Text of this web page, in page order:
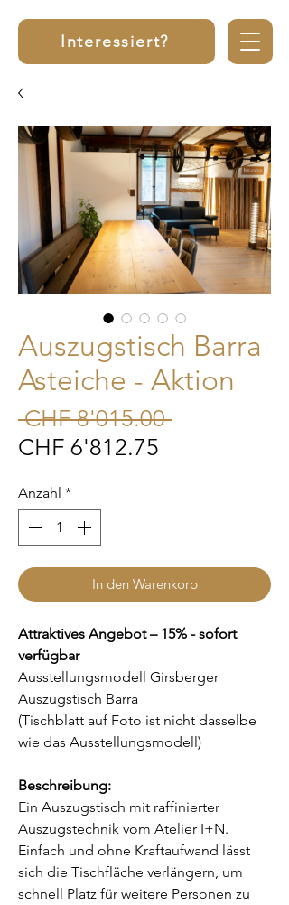
Interessiert?
Auszugstisch Barra
Asteiche - Aktion
CHF 8'015.00
CHF 6'812.75
Anzahl *
In den Warenkorb
Attraktives Angebot – 15% - sofort
verfügbar
Ausstellungsmodell Girsberger
Auszugstisch Barra
(Tischblatt auf Foto ist nicht dasselbe
wie das Ausstellungsmodell)
Beschreibung:
Ein Auszugstisch mit raffinierter
Auszugstechnik vom Atelier I+N.
Einfach und ohne Kraftaufwand lässt
sich die Tischfläche verlängern, um
schnell Platz für weitere Personen zu